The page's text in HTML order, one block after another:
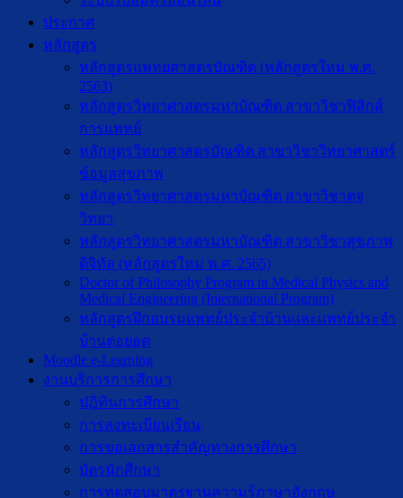
ประกาศ
หลักสูตร
หลักสูตรแพทยศาสตรบัณฑิต (หลักสูตรใหม่ พ.ศ.
2563)
หลักสูตรวิทยาศาสตรมหาบัณฑิต สาขาวิชาฟิสิกส์
การแพทย์
หลักสูตรวิทยาศาสตรบัณฑิต สาขาวิชาวิทยาศาสตร์
ข้อมูลสุขภาพ
หลักสูตรวิทยาศาสตรมหาบัณฑิต สาขาวิชาตจ
วิทยา
หลักสูตรวิทยาศาสตรมหาบัณฑิต สาขาวิชาสุขภาพ
ดิจิทัล (หลักสูตรใหม่ พ.ศ. 2565)
Doctor of Philosophy Program in Medical Physics and
Medical Engineering (International Program)
หลักสูตรฝึกอบรมแพทย์ประจำบ้านและแพทย์ประจำ
บ้านต่อยอด
Moodle e-Learning
งานบริการการศึกษา
ปฎิทินการศึกษา
การลงทะเบียนเรียน
การขอเอกสารสำคัญทางการศึกษา
บัตรนักศึกษา
การทดสอบมาตรฐานความรู้ภาษาอังกฤษ